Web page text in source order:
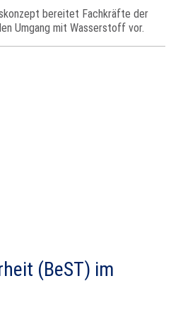
bereitet Fachkräfte der
Umgang mit Wasserstoff vor.
(BeST) im